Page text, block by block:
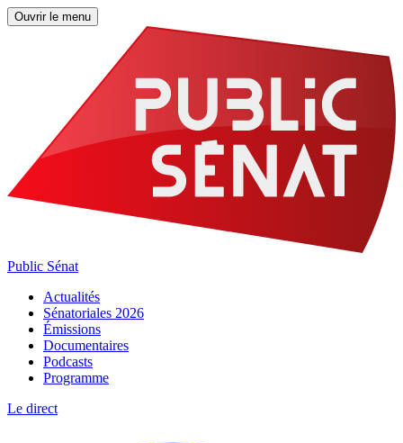
Ouvrir le menu
Public Sénat
Actualités
Sénatoriales 2026
Émissions
Documentaires
Podcasts
Programme
Le direct